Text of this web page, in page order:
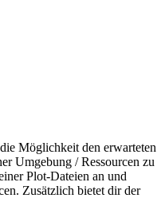
Möglichkeit den erwarteten
Umgebung / Ressourcen zu
Plot-Dateien an und
Zusätzlich bietet dir der